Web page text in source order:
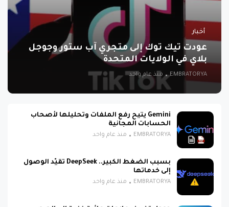
أخبار
عودت تيك توك إلى متجري آب ستور وجوجل
بلاي في الولايات المتحدة
EMBRATORYA منذ عام واحد
Gemini يتيح رفع الملفات وتحليلها لأصحاب
الحسابات المجانية
EMBRATORYA منذ عام واحد
بسبب الضغط الكبير.. DeepSeek تقيّد الوصول
إلى خدماتها
EMBRATORYA منذ عام واحد